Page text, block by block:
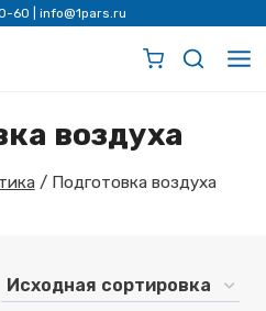
60 info@1pars.ru
воздуха
/ Подготовка воздуха